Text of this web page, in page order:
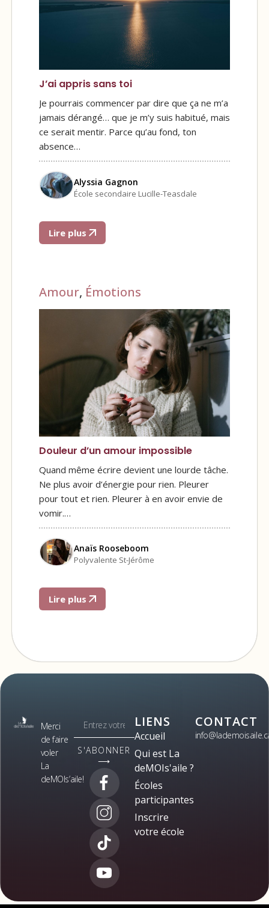
J’ai appris sans toi
Je pourrais commencer par dire que ça ne m’a
jamais dérangé… que je m’y suis habitué, mais
ce serait mentir. Parce qu’au fond, ton
absence…
Alyssia Gagnon
École secondaire Lucille-Teasdale
Lire plus
Amour, Émotions
Douleur d’un amour impossible
Quand même écrire devient une lourde tâche.
Ne plus avoir d’énergie pour rien. Pleurer
pour tout et rien. Pleurer à en avoir envie de
vomir.…
Anaïs Rooseboom
Polyvalente St-Jérôme
Lire plus
Merci
de faire
voler
La
deMOIs’aile!
S'ABONNER
⟶
LIENS
Accueil
Qui est La
deMOIs'aile ?
Écoles
participantes
Inscrire
votre école
CONTACT